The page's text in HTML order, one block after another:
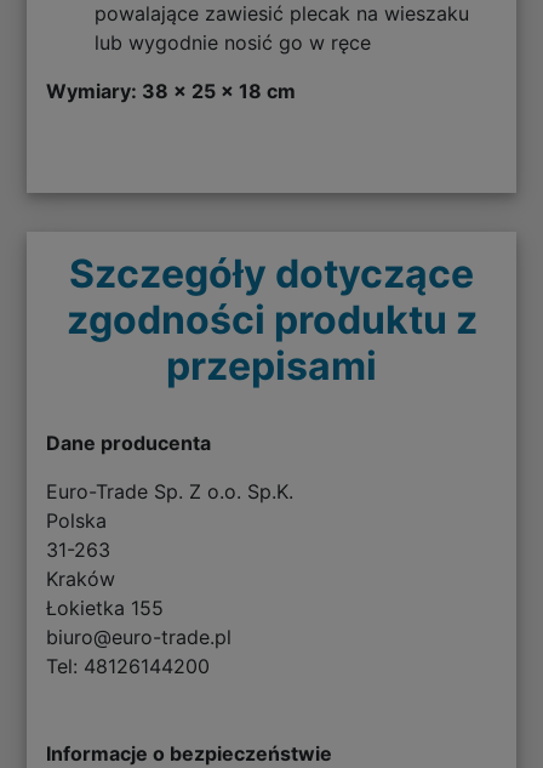
powalające zawiesić plecak na wieszaku
lub wygodnie nosić go w ręce
Wymiary: 38 x 25 x 18 cm
Szczegóły dotyczące
zgodności produktu z
przepisami
Dane producenta
Euro-Trade Sp. Z o.o. Sp.K.
Polska
31-263
Kraków
Łokietka 155
biuro@euro-trade.pl
Tel: 48126144200
Informacje o bezpieczeństwie